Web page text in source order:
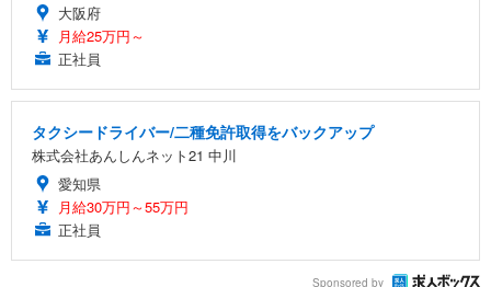
大阪府
月給25万円～
正社員
タクシードライバー/二種免許取得をバックアップ
株式会社あんしんネット21 中川
愛知県
月給30万円～55万円
正社員
Sponsored by